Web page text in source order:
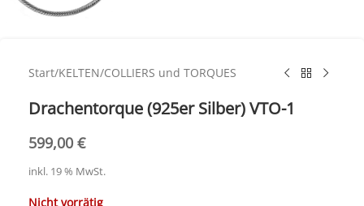
Start/KELTEN/COLLIERS und TORQUES
Drachentorque (925er Silber) VTO-1
599,00 €
inkl. 19 % MwSt.
Nicht vorrätig